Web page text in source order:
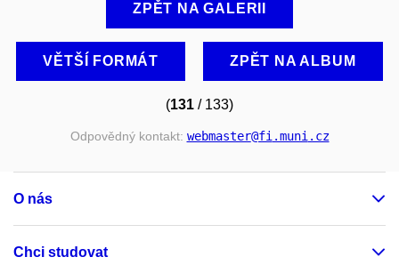
ZPĚT NA GALERII
VĚTŠÍ FORMÁT ZPĚT NA ALBUM
(131 / 133)
Odpovědný kontakt: webmaster@fi.muni.cz
O nás
Chci studovat